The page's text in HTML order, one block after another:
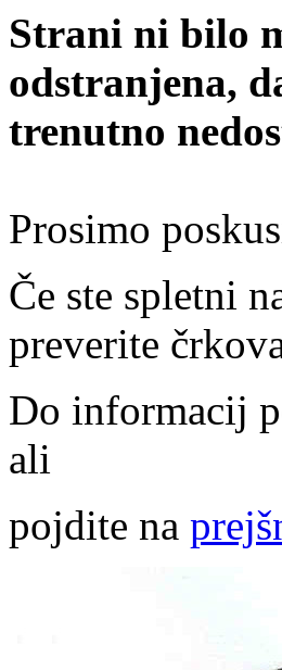
Strani ni bilo
odstranjena,
trenutno
Prosimo
Če ste spletni
preverite
Do informacij
ali
pojdite na